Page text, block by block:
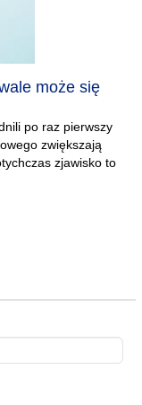
może się
po raz pierwszy
zwiększają
zjawisko to